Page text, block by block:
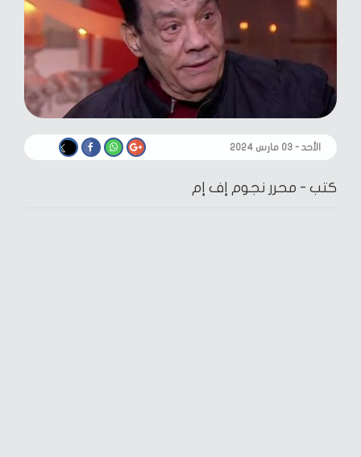
الأحد - ٠٣ مارس ٢٠٢٤
كتب - محرر نجوم إف إم